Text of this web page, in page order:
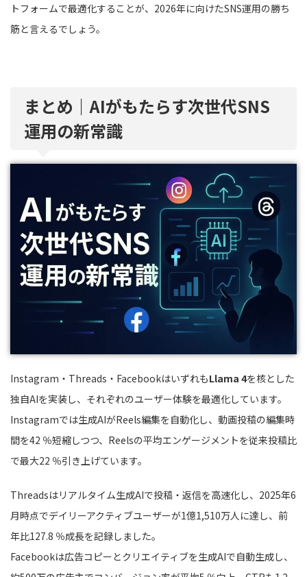
トフォームで最適化することが、2026年に向けたSNS運用の勝ち
筋と言えるでしょう。
まとめ｜AIがもたらす次世代SNS
運用の新常識
Instagram・Threads・FacebookはいずれもLlama 4を核とした
独自AIを実装し、それぞれのユーザー体験を最適化しています。
Instagramでは生成AIがReels編集を自動化し、動画投稿の編集時
間を42 ％短縮しつつ、Reelsの平均エンゲージメントを従来投稿比
で最大22 ％引き上げています。
Threadsはリアルタイム生成AIで投稿・返信を高速化し、2025年6
月時点でデイリーアクティブユーザーが1億1,510万人に達し、前
年比127.8 ％成長を記録しました。
Facebookは広告コピーとクリエイティブを生成AIで自動生成し、